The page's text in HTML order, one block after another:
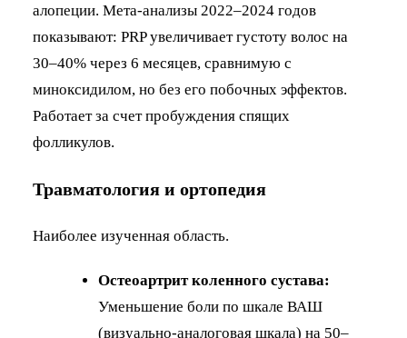
алопеции. Мета-анализы 2022–2024 годов
показывают: PRP увеличивает густоту волос на
30–40% через 6 месяцев, сравнимую с
миноксидилом, но без его побочных эффектов.
Работает за счет пробуждения спящих
фолликулов.
Травматология и ортопедия
Наиболее изученная область.
Остеоартрит коленного сустава:
Уменьшение боли по шкале ВАШ
(визуально-аналоговая шкала) на 50–